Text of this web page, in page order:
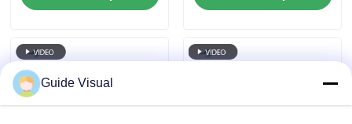
sem tela preta CE
Display
Guide Visual